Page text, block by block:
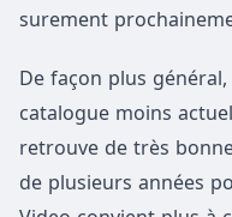
surement
De façon plus
catalogue moins
retrouve de très
de plusieurs années